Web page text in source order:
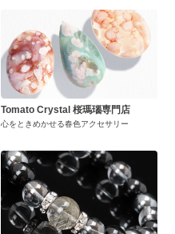
Tomato Crystal 桜瑪瑙専門店
心をときめかせる春色アクセサリー